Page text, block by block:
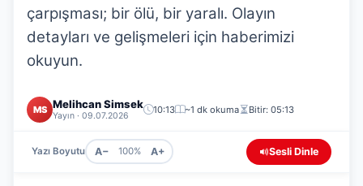
çarpışması; bir ölü, bir yaralı. Olayın
detayları ve gelişmeleri için haberimizi
okuyun.
MS Melihcan Simsek
Yayın · 09.07.2026
10:13 ~1 dk okuma Bitir: 05:13
Yazı Boyutu A− 100% A+ Sesli Dinle